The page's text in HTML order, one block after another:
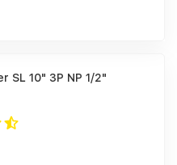
SL 10" 3P NP 1/2"